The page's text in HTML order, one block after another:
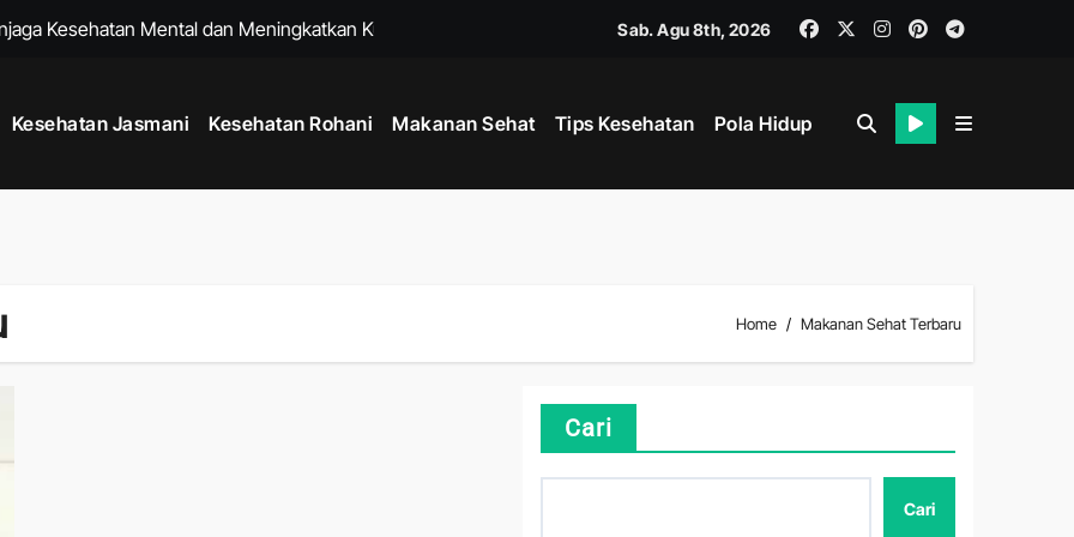
Kesehatan Mental dan Meningkatkan Kualitas Hidup
Usia Muda dengan Kebiasaan Sederhana Setiap Hari
Memperkuat Sistem Imun dan Menjaga Daya Tahan Tubuh
Menjaga Produktivitas di Tengah Aktivitas Padat
dengan Rutinitas Malam yang Mendukung Tubuh Lebih Sehat
Berolahraga agar Tubuh Lebih Siap dan Fleksibel
Sab. Agu 8th, 2026
Kesehatan Jasmani Kesehatan Rohani Makanan Sehat Tips Kesehatan Pola Hidup
Home Makanan Sehat Terbaru
Cari
Cari